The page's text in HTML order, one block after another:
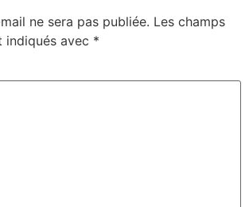
ne sera pas publiée. Les champs
avec *